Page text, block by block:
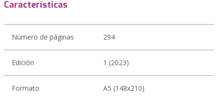
Características
Número de páginas 294
Edición 1 (2023)
Formato A5 (148x210)